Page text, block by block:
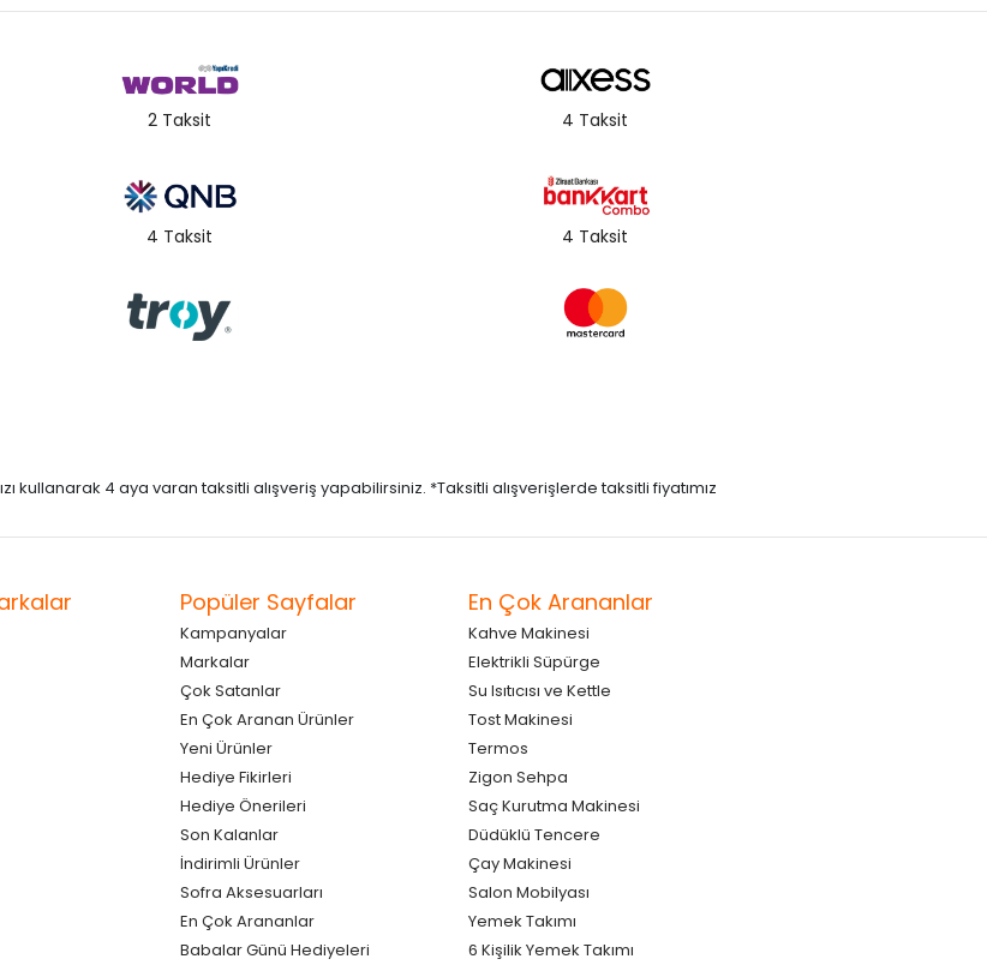
2 Taksit 4 Taksit
4 Taksit 4 Taksit
kullanarak 4 aya varan taksitli alışveriş yapabilirsiniz. *Taksitli alışverişlerde taksitli fiyatımız
Popüler Sayfalar
Kampanyalar
Markalar
Çok Satanlar
En Çok Aranan Ürünler
Yeni Ürünler
Hediye Fikirleri
Hediye Önerileri
Son Kalanlar
İndirimli Ürünler
Sofra Aksesuarları
En Çok Arananlar
Babalar Günü Hediyeleri
En Çok Arananlar
Kahve Makinesi
Elektrikli Süpürge
Su Isıtıcısı ve Kettle
Tost Makinesi
Termos
Zigon Sehpa
Saç Kurutma Makinesi
Düdüklü Tencere
Çay Makinesi
Salon Mobilyası
Yemek Takımı
6 Kişilik Yemek Takımı